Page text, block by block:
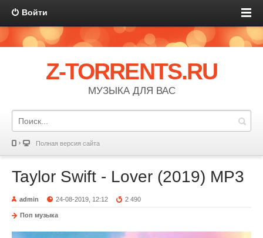
Войти
Z-TORRENTS.RU
МУЗЫКА ДЛЯ ВАС
Полная версия сайта
Taylor Swift - Lover (2019) MP3
admin 24-08-2019, 12:12 2 490
Поп музыка